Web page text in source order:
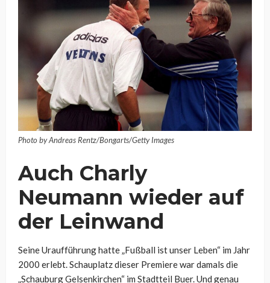
Photo by Andreas Rentz/Bongarts/Getty Images
Auch Charly
Neumann wieder auf
der Leinwand
Seine Uraufführung hatte „Fußball ist unser Leben“ im Jahr
2000 erlebt. Schauplatz dieser Premiere war damals die
„Schauburg Gelsenkirchen“ im Stadtteil Buer. Und genau